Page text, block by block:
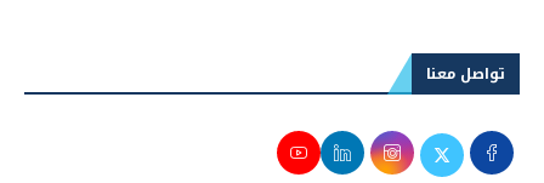
تواصل معنا